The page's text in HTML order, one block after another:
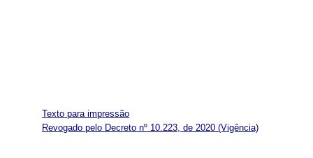
Texto para impressão
Revogado pelo Decreto nº 10.223, de 2020 (Vigência)